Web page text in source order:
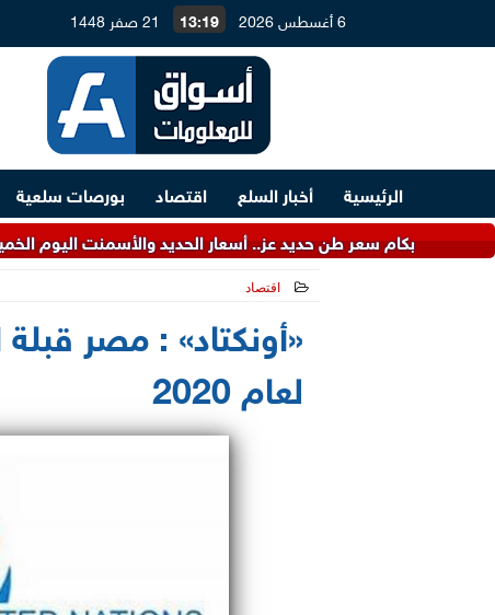
6 أغسطس 2026 13:19 21 صفر 1448
الرئيسية أخبار السلع اقتصاد بورصات سلعية
سعر طن حديد عز.. أسعار الحديد والأسمنت اليوم الخميس
اقتصاد
«أونكتاد» : مصر قبلة
لعام 2020